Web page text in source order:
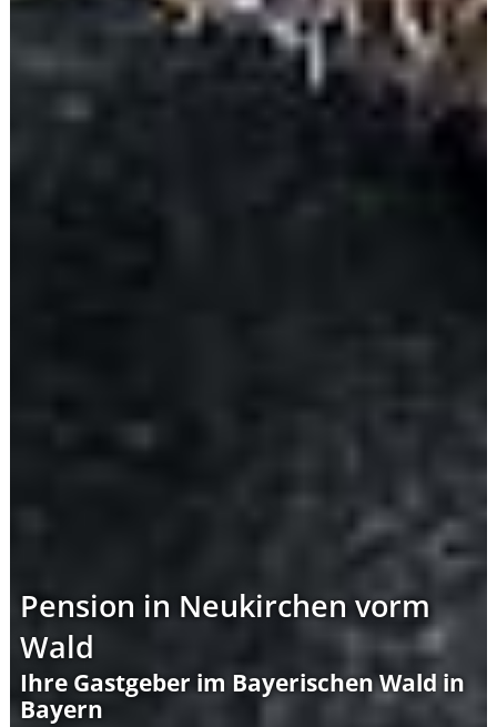
Pension in Neukirchen vorm
Wald
Ihre Gastgeber im Bayerischen Wald in
Bayern